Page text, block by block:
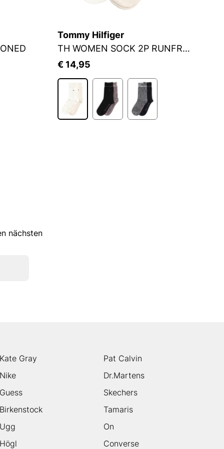
Tommy Hilfiger
TH WOMEN SOCK 2P RUNFREE
€ 14,95
nächsten
Gray
Pat Calvin
Dr.Martens
Skechers
Tamaris
On
Converse